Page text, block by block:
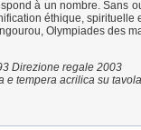
à un nombre. Sans
éthique, spirituelle
Olympiades des
Direzione regale 2003
e tempera acrilica su